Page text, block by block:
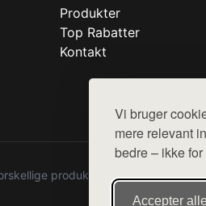
Vi bruger
mere relevant
bedre – ikke
Accepter alle
Produkter
Top Rabatter
Kontakt
produkter fra diverse